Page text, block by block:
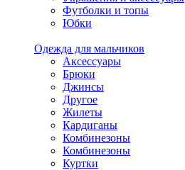
Футболки и топы
Юбки
Одежда для мальчиков
Аксессуары
Брюки
Джинсы
Другое
Жилеты
Кардиганы
Комбинезоны
Комбинезоны
Куртки